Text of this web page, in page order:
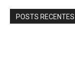
POSTS RECENTES